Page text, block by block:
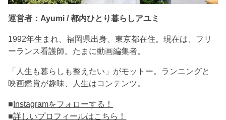
運営者：Ayumi / 都内ひとり暮らしアユミ
1992年生まれ、福岡県出身、東京都在住。現在は、フリ
ーランス看護師。たまに動画編集者。
「人生も暮らしも整えたい」がモットー。ランニングと
映画鑑賞が趣味、人生はコンテンツ。
■Instagramをフォローする！
■詳しいプロフィールはこちら！